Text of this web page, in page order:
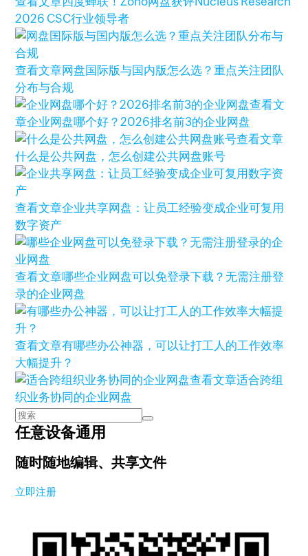
2026 CSC行业领导者
查看文章网盘国际版与国内版怎么选？重点关注团队
分布与合规
查看文
章企业网盘哪个好？2026排名前3的企业网盘
查看文章
什么是公共网盘，怎么创建公共网盘账号
查看文章企业共享网盘：让员工经验变成企业可复用
数字资产
查看文章哪些企业网盘可以免登录下载？无需注册登
录的企业网盘
查看文章有哪些办公神器，可以让打工人的工作效率
大幅提升？
查看文章适合跨组
织业务协同的企业网盘
任意设备通用
随时随地编辑、共享文件
立即注册